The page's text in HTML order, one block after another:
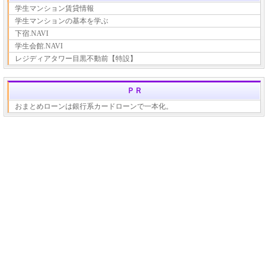
学生マンション賃貸情報
学生マンションの基本を学ぶ
下宿.NAVI
学生会館.NAVI
レジディアタワー目黒不動前【特設】
ＰＲ
おまとめローンは銀行系カードローンで一本化。